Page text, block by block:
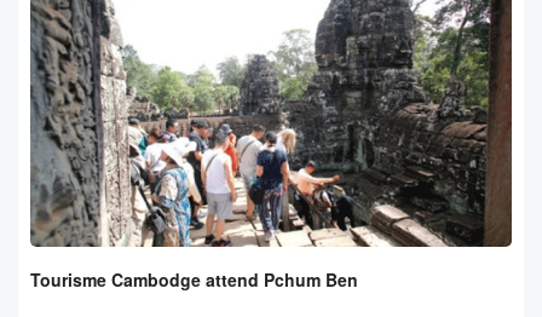
Tourisme Cambodge attend Pchum Ben